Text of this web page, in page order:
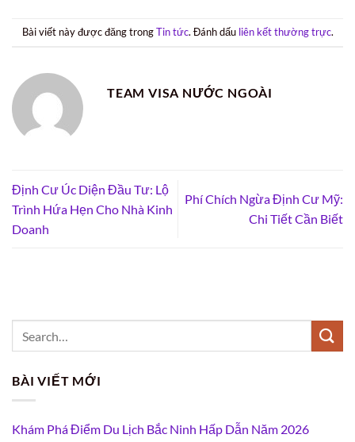
Bài viết này được đăng trongTin tức. Đánh dấu liên kết thường trực.
TEAM VISA NƯỚC NGOÀI
Định Cư Úc Diện Đầu Tư: Lộ
Trình Hứa Hẹn Cho Nhà Kinh
Doanh
Phí Chích Ngừa Định Cư Mỹ:
Chi Tiết Cần Biết
BÀI VIẾT MỚI
Khám Phá Điểm Du Lịch Bắc Ninh Hấp Dẫn Năm 2026